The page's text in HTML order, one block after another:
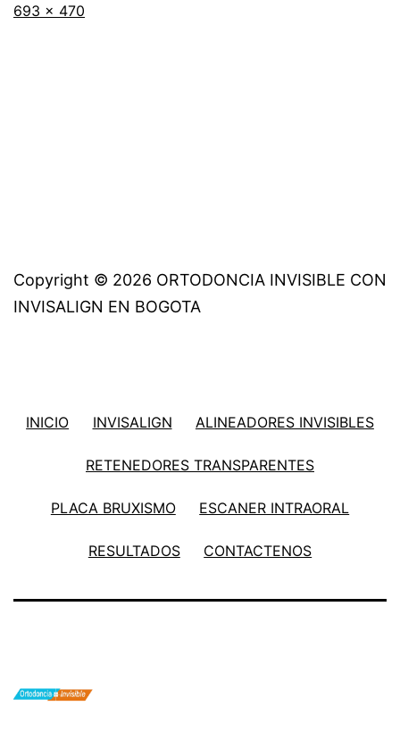
Tamaño
693 × 470
Copyright © 2026 ORTODONCIA INVISIBLE CON
INVISALIGN EN BOGOTA
INICIO INVISALIGN ALINEADORES INVISIBLES
RETENEDORES TRANSPARENTES
PLACA BRUXISMO ESCANER INTRAORAL
RESULTADOS CONTACTENOS